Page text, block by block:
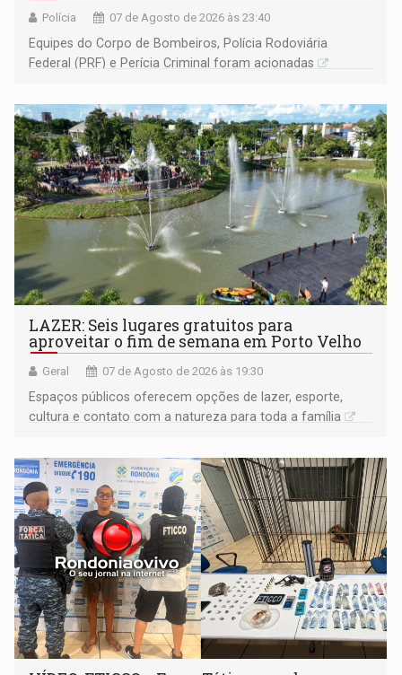
Polícia 07 de Agosto de 2026 às 23:40
Equipes do Corpo de Bombeiros, Polícia Rodoviária
Federal (PRF) e Perícia Criminal foram acionadas
LAZER: Seis lugares gratuitos para
aproveitar o fim de semana em Porto Velho
Geral 07 de Agosto de 2026 às 19:30
Espaços públicos oferecem opções de lazer, esporte,
cultura e contato com a natureza para toda a família